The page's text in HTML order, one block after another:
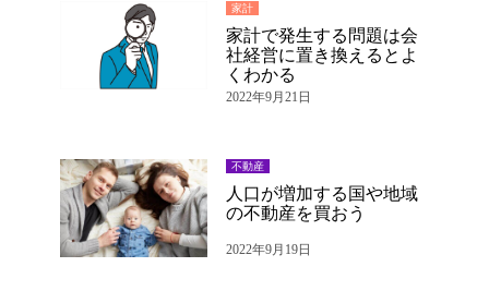
家計
家計で発生する問題は会
社経営に置き換えるとよ
くわかる
2022年9月21日
不動産
人口が増加する国や地域
の不動産を買おう
2022年9月19日